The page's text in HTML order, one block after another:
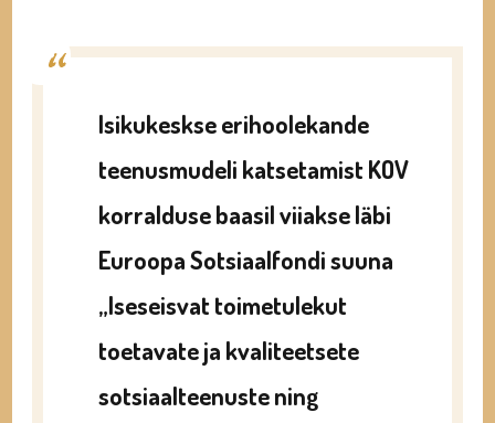
Isikukeskse erihoolekande
teenusmudeli katsetamist KOV
korralduse baasil viiakse läbi
Euroopa Sotsiaalfondi suuna
„Iseseisvat toimetulekut
toetavate ja kvaliteetsete
sotsiaalteenuste ning